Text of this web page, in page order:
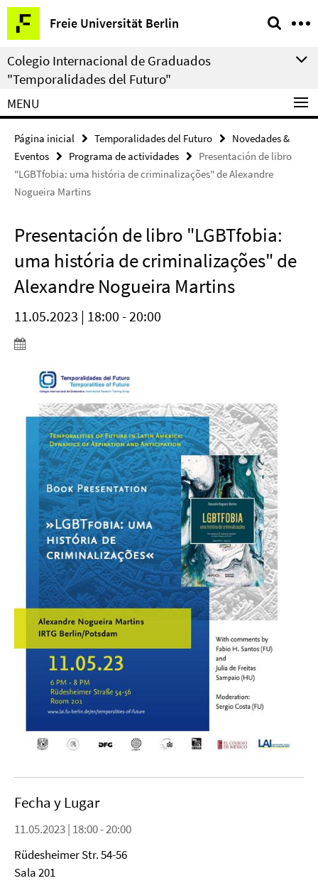
Springe
direkt
zu
Inhalt
Freie Universität Berlin
Herramientas
de
navegación
Colegio Internacional de Graduados
"Temporalidades del Futuro"
MENU
Página inicial Temporalidades del Futuro
Novedades &
Eventos
Programa de actividades
Presentación de libro
"LGBTfobia: uma história de criminalizações" de Alexandre
Nogueira Martins
Presentación de libro "LGBTfobia:
uma história de criminalizações" de
Alexandre Nogueira Martins
11.05.2023 | 18:00 - 20:00
Fecha y Lugar
11.05.2023 | 18:00 - 20:00
Rüdesheimer Str. 54-56
Sala 201